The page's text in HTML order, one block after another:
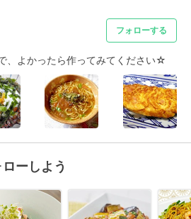
フォローする
、よかったら作ってみてください☆
ーしよう